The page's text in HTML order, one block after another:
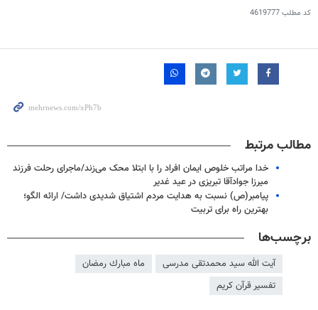
کد مطلب4619777
مطالب مرتبط
خدا مراتب خلوص ایمان افراد را با ابتلا محک می‌زند/ماجرای رحلت فرزند
میرزا جوادآقا تبریزی در عید غدیر
پیامبر(ص) نسبت به هدایت مردم اشتیاق شدیدی داشت/ ارائه الگو؛
بهترین راه برای تربیت
برچسب‌ها
آیت الله سید محمدتقی مدرسی
ماه مبارك رمضان
تفسیر قرآن کریم